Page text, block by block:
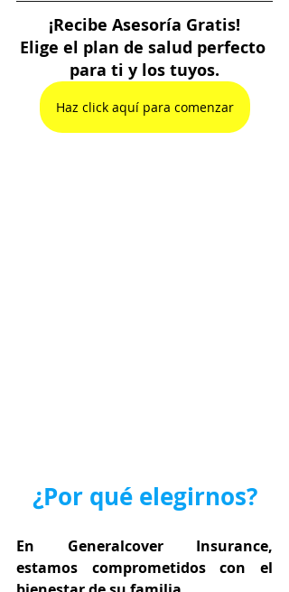
¡Recibe Asesoría Gratis!
Elige el plan de salud perfecto
para ti y los tuyos.
Haz click aquí para comenzar
¿Por qué elegirnos?
En Generalcover Insurance,
estamos comprometidos con el